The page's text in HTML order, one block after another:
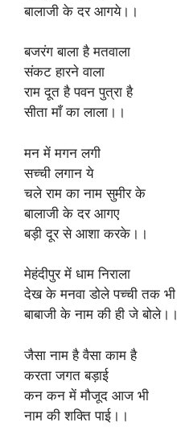
बालाजी के दर आगये।।
बजरंग बाला है मतवाला
संकट हारने वाला
राम दूत है पवन पुत्रा है
सीता माँ का लाला।।
मन में मगन लगी
सच्ची लगान ये
चले राम का नाम सुमीर के
बालाजी के दर आगए
बड़ी दूर से आशा करके।।
मेहंदीपुर में धाम निराला
देख के मनवा डोले पच्ची तक भी
बाबाजी के नाम की ही जे बोले।।
जैसा नाम है वैसा काम है
करता जगत बड़ाई
कन कन में मौजूद आज भी
नाम की शक्ति पाई।।